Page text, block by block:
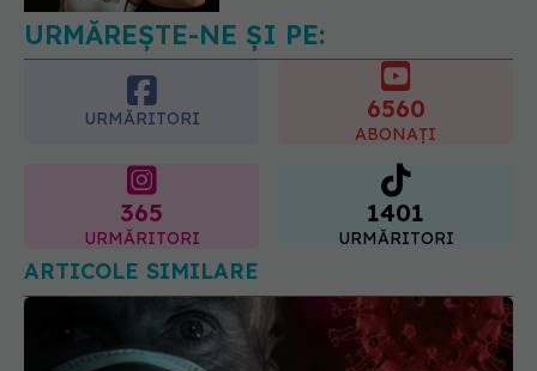
URMĂRITORI
365
URMĂRITORI
1401
URMĂRITORI
ARTICOLE SIMILARE